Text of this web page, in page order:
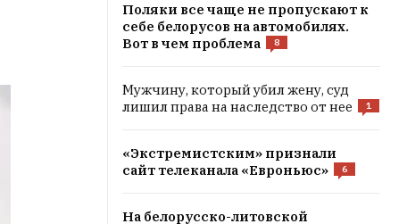
Поляки все чаще не пропускают к
себе белорусов на автомобилях.
Вот в чем проблема
8
Мужчину, который убил жену, суд
лишил права на наследство от нее
1
«Экстремистским» признали
сайт телеканала «Евроньюс»
6
На белорусско-литовской